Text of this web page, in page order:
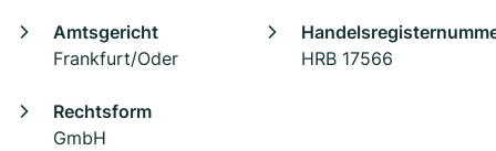
Amtsgericht
Frankfurt/Oder
HRB 17566
Rechtsform
GmbH